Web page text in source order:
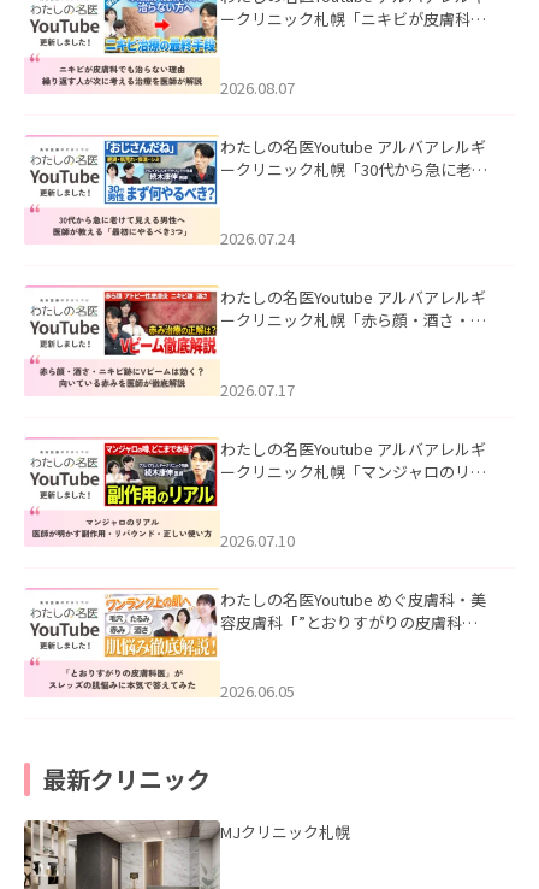
ークリニック札幌「ニキビが皮膚科で
ました。
2026.08.07
わたしの名医Youtube アルバアレルギ
ークリニック札幌「30代から急に老け
た。
2026.07.24
わたしの名医Youtube アルバアレルギ
ークリニック札幌「赤ら顔・酒さ・ニ
した。
2026.07.17
わたしの名医Youtube アルバアレルギ
ークリニック札幌「マンジャロのリア
た。
2026.07.10
わたしの名医Youtube めぐ皮膚科・美
容皮膚科「”とおりすがりの皮膚科
2026.06.05
最新クリニック
MJクリニック札幌